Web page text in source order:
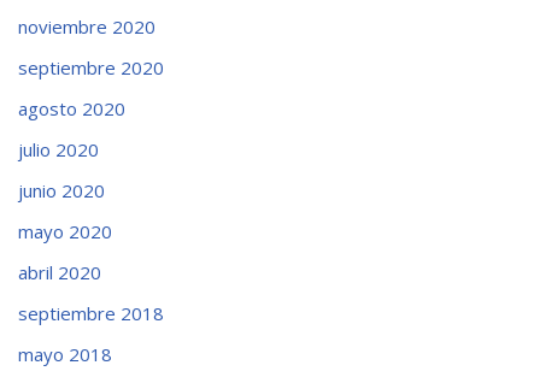
noviembre 2020
septiembre 2020
agosto 2020
julio 2020
junio 2020
mayo 2020
abril 2020
septiembre 2018
mayo 2018